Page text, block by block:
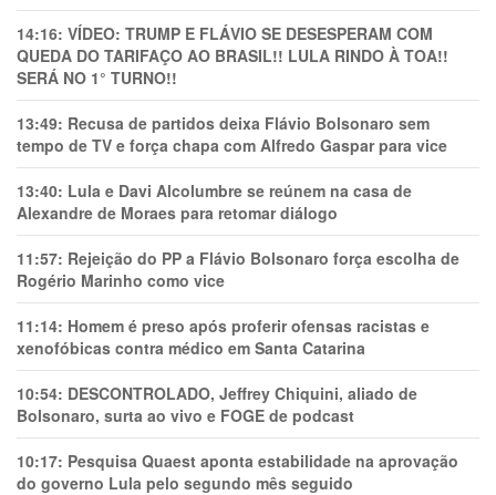
14:16: VÍDEO: TRUMP E FLÁVIO SE DESESPERAM COM
QUEDA DO TARIFAÇO AO BRASIL!! LULA RINDO À TOA!!
SERÁ NO 1° TURNO!!
13:49: Recusa de partidos deixa Flávio Bolsonaro sem
tempo de TV e força chapa com Alfredo Gaspar para vice
13:40: Lula e Davi Alcolumbre se reúnem na casa de
Alexandre de Moraes para retomar diálogo
11:57: Rejeição do PP a Flávio Bolsonaro força escolha de
Rogério Marinho como vice
11:14: Homem é preso após proferir ofensas racistas e
xenofóbicas contra médico em Santa Catarina
10:54: DESCONTROLADO, Jeffrey Chiquini, aliado de
Bolsonaro, surta ao vivo e FOGE de podcast
10:17: Pesquisa Quaest aponta estabilidade na aprovação
do governo Lula pelo segundo mês seguido